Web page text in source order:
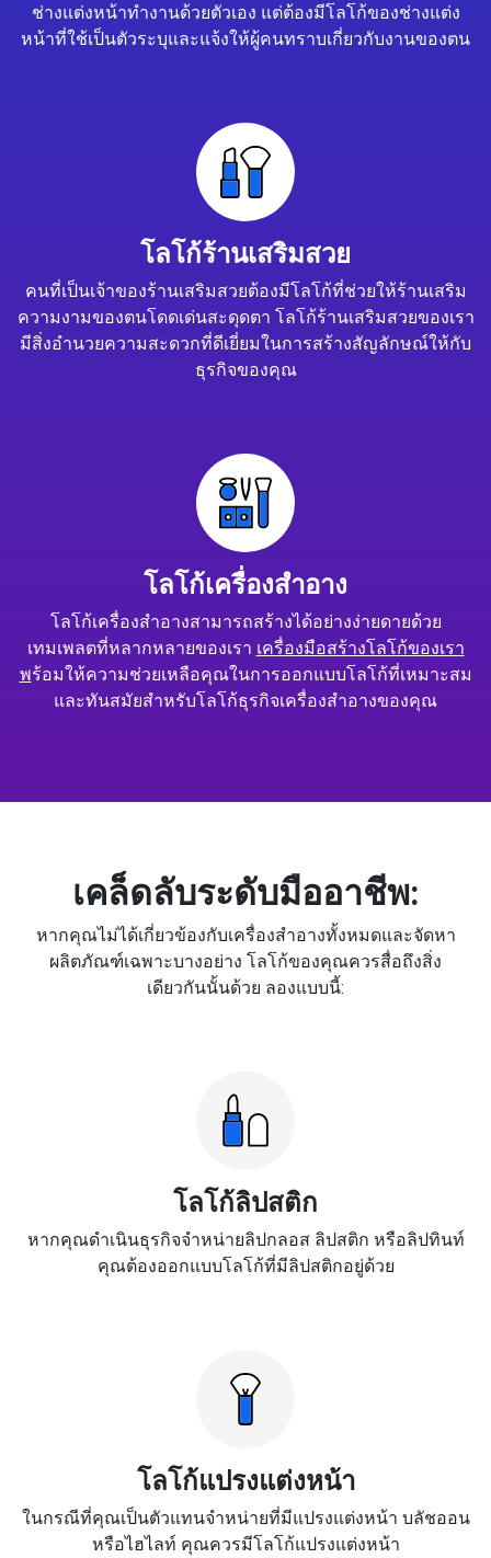
ช่างแต่งหน้าทำงานด้วยตัวเอง แต่ต้องมีโลโก้ของช่างแต่ง
หน้าที่ใช้เป็นตัวระบุและแจ้งให้ผู้คนทราบเกี่ยวกับงานของตน
โลโก้ร้านเสริมสวย
คนที่เป็นเจ้าของร้านเสริมสวยต้องมีโลโก้ที่ช่วยให้ร้านเสริม
ความงามของตนโดดเด่นสะดุดตา โลโก้ร้านเสริมสวยของเรา
มีสิ่งอำนวยความสะดวกที่ดีเยี่ยมในการสร้างสัญลักษณ์ให้กับ
ธุรกิจของคุณ
โลโก้เครื่องสำอาง
โลโก้เครื่องสำอางสามารถสร้างได้อย่างง่ายดายด้วย
เทมเพลตที่หลากหลายของเรา เครื่องมือสร้างโลโก้ของเรา
พร้อมให้ความช่วยเหลือคุณในการออกแบบโลโก้ที่เหมาะสม
และทันสมัยสำหรับโลโก้ธุรกิจเครื่องสำอางของคุณ
เคล็ดลับระดับมืออาชีพ:
หากคุณไม่ได้เกี่ยวข้องกับเครื่องสำอางทั้งหมดและจัดหา
ผลิตภัณฑ์เฉพาะบางอย่าง โลโก้ของคุณควรสื่อถึงสิ่ง
เดียวกันนั้นด้วย ลองแบบนี้:
โลโก้ลิปสติก
หากคุณดำเนินธุรกิจจำหน่ายลิปกลอส ลิปสติก หรือลิปทินท์
คุณต้องออกแบบโลโก้ที่มีลิปสติกอยู่ด้วย
โลโก้แปรงแต่งหน้า
ในกรณีที่คุณเป็นตัวแทนจำหน่ายที่มีแปรงแต่งหน้า บลัชออน
หรือไฮไลท์ คุณควรมีโลโก้แปรงแต่งหน้า